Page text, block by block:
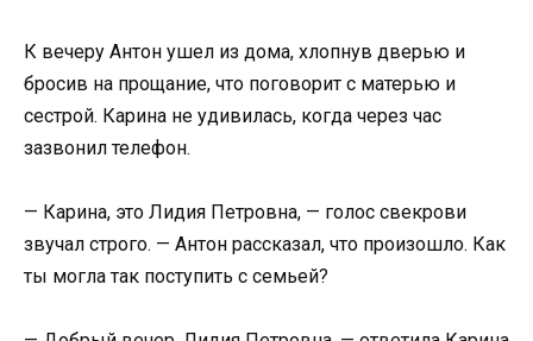
К вечеру Антон ушел из дома, хлопнув дверью и
бросив на прощание, что поговорит с матерью и
сестрой. Карина не удивилась, когда через час
зазвонил телефон.
— Карина, это Лидия Петровна, — голос свекрови
звучал строго. — Антон рассказал, что произошло. Как
ты могла так поступить с семьей?